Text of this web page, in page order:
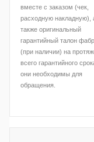
вместе с заказом (чек,
расходную накладную),
также оригинальный
гарантийный талон
(при наличии) на
всего гарантийного
они необходимы для
обращения.